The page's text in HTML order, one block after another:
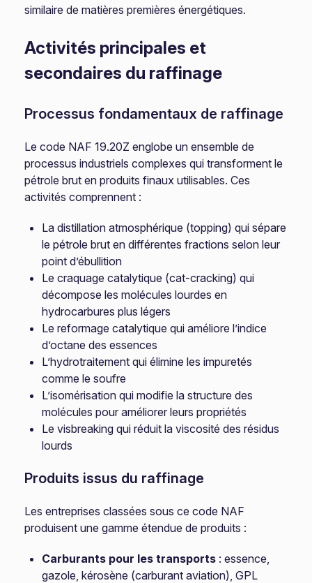
similaire de matières premières énergétiques.
Activités principales et
secondaires du raffinage
Processus fondamentaux de raffinage
Le code NAF 19.20Z englobe un ensemble de
processus industriels complexes qui transforment le
pétrole brut en produits finaux utilisables. Ces
activités comprennent :
La distillation atmosphérique (topping) qui sépare
le pétrole brut en différentes fractions selon leur
point d’ébullition
Le craquage catalytique (cat-cracking) qui
décompose les molécules lourdes en
hydrocarbures plus légers
Le reformage catalytique qui améliore l’indice
d’octane des essences
L’hydrotraitement qui élimine les impuretés
comme le soufre
L’isomérisation qui modifie la structure des
molécules pour améliorer leurs propriétés
Le visbreaking qui réduit la viscosité des résidus
lourds
Produits issus du raffinage
Les entreprises classées sous ce code NAF
produisent une gamme étendue de produits :
Carburants pour les transports : essence,
gazole, kérosène (carburant aviation), GPL